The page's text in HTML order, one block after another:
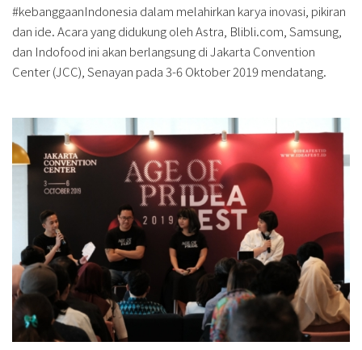
#kebanggaanIndonesia dalam melahirkan karya inovasi, pikiran
dan ide. Acara yang didukung oleh Astra, Blibli.com, Samsung,
dan Indofood ini akan berlangsung di Jakarta Convention
Center (JCC), Senayan pada 3-6 Oktober 2019 mendatang.